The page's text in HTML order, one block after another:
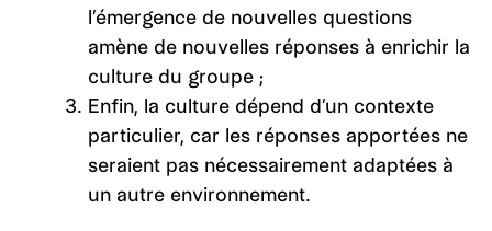
l’émergence de nouvelles questions
amène de nouvelles réponses à enrichir la
culture du groupe ;
Enfin, la culture dépend d’un contexte
particulier, car les réponses apportées ne
seraient pas nécessairement adaptées à
un autre environnement.